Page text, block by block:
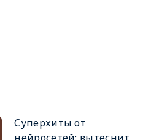
Суперхиты от